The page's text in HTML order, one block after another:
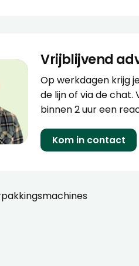
Vrijblijvend
Op werkdagen krijg
de lijn of via de
binnen 2 uur een
Kom in contact